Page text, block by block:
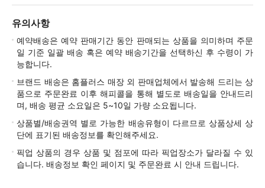
유의사항
예약배송은 예약 판매기간 동안 판매되는 상품을 의미하며 주문
일 기준 일괄 배송 혹은 예약 배송기간을 선택하신 후 수령이 가
능합니다.
브랜드 배송은 홈플러스 매장 외 판매업체에서 발송해 드리는 상
품으로 주문완료 이후 해피콜을 통해 별도로 배송일을 안내드리
며, 배송 평균 소요일은 5~10일 가량 소요됩니다.
상품별/배송권역 별로 가능한 배송유형이 다르므로 상품상세 상
단에 표기된 배송정보를 확인해주세요.
픽업 상품의 경우 상품 및 점포에 따라 픽업장소가 달라질 수 있
습니다. 배송정보 확인 페이지 및 주문완료 시 안내 드립니다.